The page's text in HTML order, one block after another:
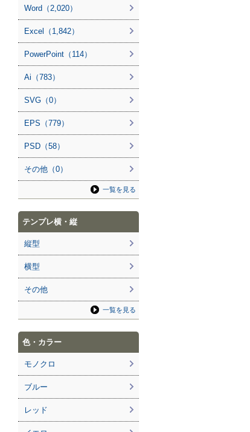
Word（2,020）
Excel（1,842）
PowerPoint（114）
Ai（783）
SVG（0）
EPS（779）
PSD（58）
その他（0）
一覧を見る
テンプレ横・縦
縦型
横型
その他
一覧を見る
色・カラー
モノクロ
ブルー
レッド